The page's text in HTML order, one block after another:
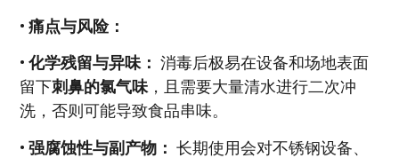
• 痛点与风险：
• 化学残留与异味： 消毒后极易在设备和场地表面
留下刺鼻的氯气味，且需要大量清水进行二次冲
洗，否则可能导致食品串味。
• 强腐蚀性与副产物： 长期使用会对不锈钢设备、